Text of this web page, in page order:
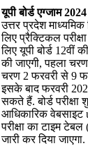
यूपी बोर्ड एग्जाम
उत्तर प्रदेश
लिए प्रैक्टिकल
लिए यूपी बोर्ड 12वीं
की जाएगी, पहला
चरण 2 फरवरी से 9
इसके बाद फरवरी
सकते हैं. बोर्ड
आधिकारिक वेबसाइट
परीक्षा का टाइम
जारी कर दिया जाएगा.